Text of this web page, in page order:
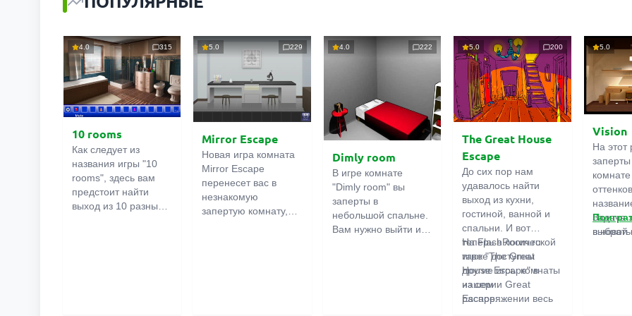
4.0 315
10 rooms
Как следует из
названия игры "10
rooms", здесь вам
предстоит найти
выход из 10 разных
5.0 229
Mirror Escape
Новая игра комната
Mirror Escape
перенесет вас в
незнакомую
запертую комнату,
4.0 222
Dimly room
В игре комнате
"Dimly room" вы
заперты в
небольшой спальне.
Вам нужно выйти из
5.0 200
The Great House
Escape
До сих пор нам
удавалось найти
выход из кухни,
гостиной, ванной и
спальни. И вот
теперь в логической
игре "The Great
House Escape" в
нашем
распоряжении весь
На FlashRoom.ru
также доступны
другие игры комнаты
из серии Great
Escape:
5.0
Vision
На этот
Задача
в новой